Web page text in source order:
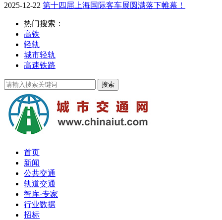
2025-12-22 第十四届上海国际客车展圆满落下帷幕！
热门搜索：
高铁
轻轨
城市轻轨
高速铁路
首页
新闻
公共交通
轨道交通
智库·专家
行业数据
招标